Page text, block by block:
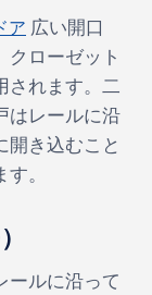
ア 広い開口
クローゼット
されます。二
はレールに沿
開き込むこと
す。
ールに沿って